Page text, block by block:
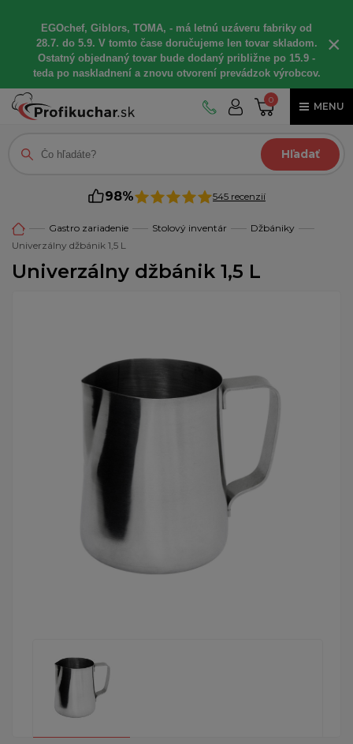
EGOchef, Giblors, TOMA, - má letnú uzáveru fabriky od
28.7. do 5.9. V tomto čase doručujeme len tovar skladom.
Ostatný objednaný tovar bude dodaný približne po 15.9 -
teda po naskladnení a znovu otvorení prevádzok výrobcov.
×
0
MENU
Hľadať
98% 545 recenzií
Gastro zariadenie Stolový inventár
Džbániky
Univerzálny džbánik 1,5 L
Univerzálny džbánik 1,5 L